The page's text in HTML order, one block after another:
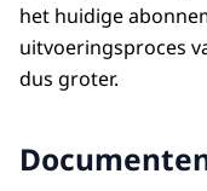
het huidige
uitvoeringsproces
dus groter.